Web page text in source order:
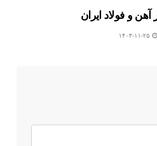
آهن و فولاد ایران
۱۴۰۳-۱۱-۲۵